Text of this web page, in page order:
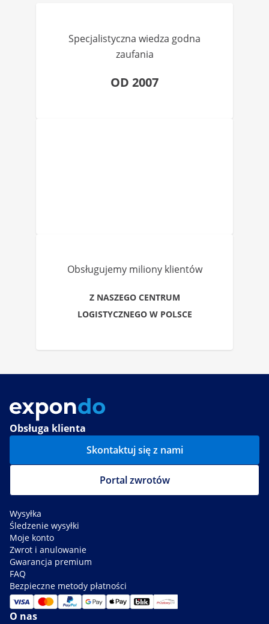
Specjalistyczna wiedza godna
zaufania
OD 2007
Obsługujemy miliony klientów
Z NASZEGO CENTRUM
LOGISTYCZNEGO W POLSCE
Obsługa klienta
Skontaktuj się z nami
Portal zwrotów
Wysyłka
Śledzenie wysyłki
Moje konto
Zwrot i anulowanie
Gwarancja premium
FAQ
Bezpieczne metody płatności
O nas